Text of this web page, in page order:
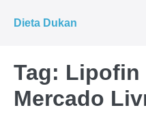
para
conteúdo
Dieta Dukan
Tag: Lipofin
Mercado